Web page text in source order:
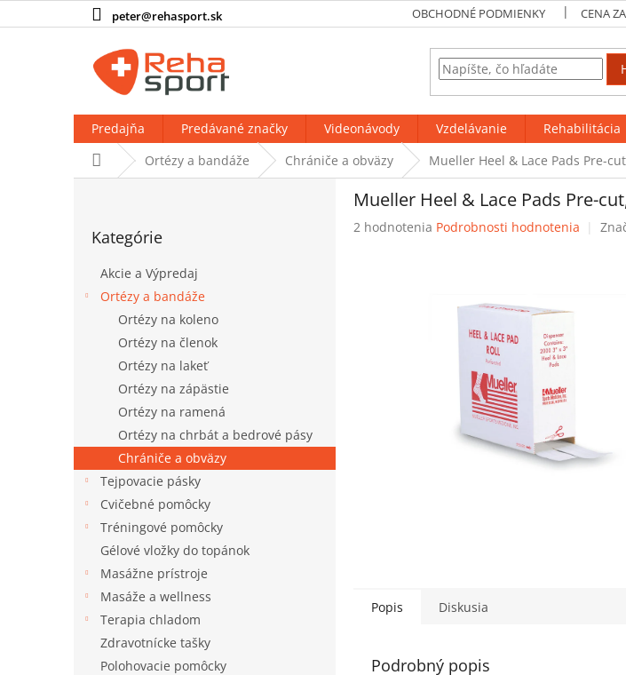
na
peter@rehasport.sk OBCHODNÉ PODMIENKY CENA
Predajňa Predávané značky Videonávody Vzdelávanie Rehabilitácia
DomovOrtézy a bandáže Chrániče a obväzy Mueller Heel & Lace Pads Pre-
kategórie
Kategórie
Akcie a Výpredaj
Ortézy a bandáže
Ortézy na koleno
Ortézy na členok
Ortézy na lakeť
Ortézy na zápästie
Ortézy na ramená
Ortézy na chrbát a bedrové pásy
Chrániče a obväzy
Tejpovacie pásky
Cvičebné pomôcky
Tréningové pomôcky
Gélové vložky do topánok
Masážne prístroje
Masáže a wellness
Terapia chladom
Zdravotnícke tašky
Polohovacie pomôcky
Mueller Heel & Lace Pads Pre-
Priemerné
2 hodnotenia Podrobnosti hodnotenia
Popis Diskusia
Podrobný popis